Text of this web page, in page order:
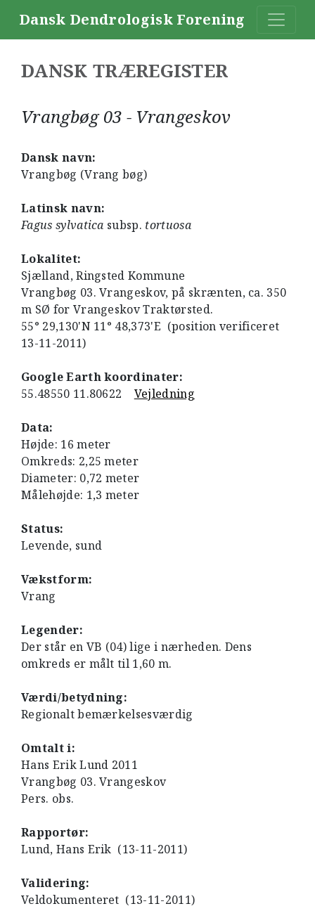
Dansk Dendrologisk Forening
DANSK TRÆREGISTER
Vrangbøg 03 - Vrangeskov
Dansk navn:
Vrangbøg (Vrang bøg)
Latinsk navn:
Fagus sylvatica subsp. tortuosa
Lokalitet:
Sjælland, Ringsted Kommune
Vrangbøg 03. Vrangeskov, på skrænten, ca. 350
m SØ for Vrangeskov Traktørsted.
55° 29,130'N 11° 48,373'E (position verificeret
13-11-2011)
Google Earth koordinater:
55.48550 11.80622 Vejledning
Data:
Højde: 16 meter
Omkreds: 2,25 meter
Diameter: 0,72 meter
Målehøjde: 1,3 meter
Status:
Levende, sund
Vækstform:
Vrang
Legender:
Der står en VB (04) lige i nærheden. Dens
omkreds er målt til 1,60 m.
Værdi/betydning:
Regionalt bemærkelsesværdig
Omtalt i:
Hans Erik Lund 2011
Vrangbøg 03. Vrangeskov
Pers. obs.
Rapportør:
Lund, Hans Erik (13-11-2011)
Validering:
Veldokumenteret (13-11-2011)